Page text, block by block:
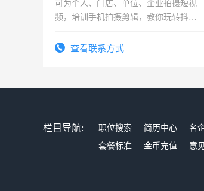
可为个人、门店、单位、企业拍摄短视
频，培训手机拍摄剪辑，教你玩转抖音
频，培训手机拍摄剪辑，教你玩转抖
查看联系方式
栏目导航: 职位搜索 简历中心 名
套餐标准
金币充值 意